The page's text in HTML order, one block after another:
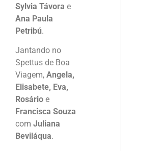
Sylvia Távora e
Ana Paula
Petribú.
Jantando no
Spettus de Boa
Viagem, Angela,
Elisabete, Eva,
Rosário e
Francisca Souza
com Juliana
Beviláqua.